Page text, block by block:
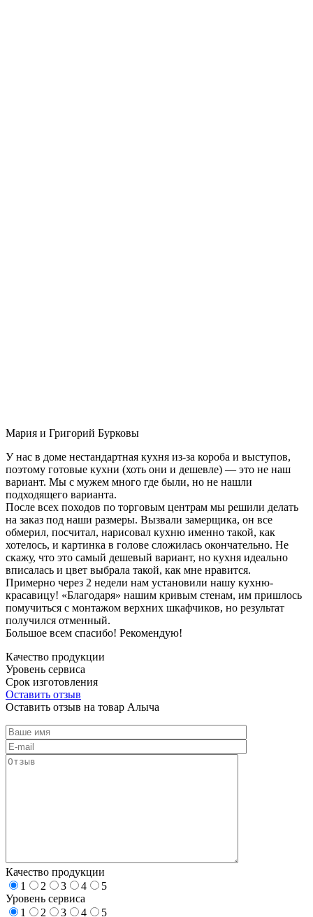
Мария и Григорий Бурковы
У нас в доме нестандартная кухня из-за короба и выступов,
поэтому готовые кухни (хоть они и дешевле) — это не наш
вариант. Мы с мужем много где были, но не нашли
подходящего варианта.
После всех походов по торговым центрам мы решили делать
на заказ под наши размеры. Вызвали замерщика, он все
обмерил, посчитал, нарисовал кухню именно такой, как
хотелось, и картинка в голове сложилась окончательно. Не
скажу, что это самый дешевый вариант, но кухня идеально
вписалась и цвет выбрала такой, как мне нравится.
Примерно через 2 недели нам установили нашу кухню-
красавицу! «Благодаря» нашим кривым стенам, им пришлось
помучиться с монтажом верхних шкафчиков, но результат
получился отменный.
Большое всем спасибо! Рекомендую!
Качество продукции
Уровень сервиса
Срок изготовления
Оставить отзыв
Оставить отзыв на товар Алыча
Качество продукции
1
2 3 4
5
Уровень сервиса
1
2 3 4 5